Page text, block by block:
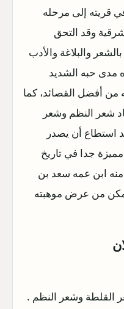
قريته إلى مرحله
وقد التحق
والبلاغة والأدب
مدى حبه الشديد
من أفضل القصائد، كما
شعر النظم وشعر
استطاع أن يصدر
جدا في تاريخ
ابن عمه سعد بن
من عرض موهبته
القلطة وشعر النظم .